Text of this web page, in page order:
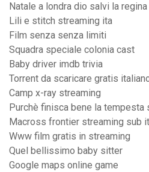
Natale a londra dio salvi la
Lili e stitch streaming ita
Film senza senza limiti
Squadra speciale colonia cast
Baby driver imdb trivia
Torrent da scaricare gratis
Camp x-ray streaming
Purchè finisca bene la tempesta
Macross frontier streaming sub
Www film gratis in streaming
Quel bellissimo baby sitter
Google maps online game